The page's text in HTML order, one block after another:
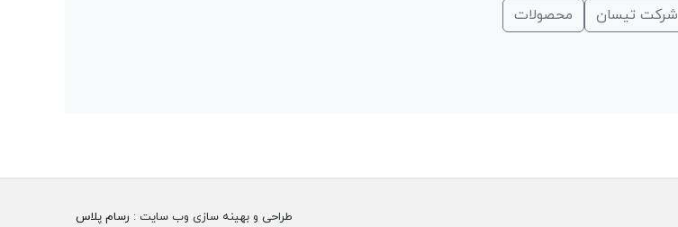
شرکت تیسان محصولات
طراحی و بهینه سازی وب سایت : رسام پلاس